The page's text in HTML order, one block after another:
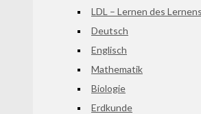
LDL – Lernen des Lernens
Deutsch
Englisch
Mathematik
Biologie
Erdkunde